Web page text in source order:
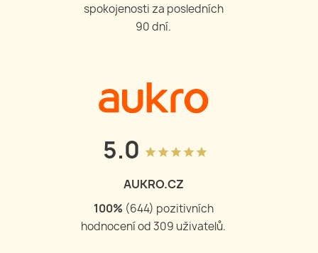
spokojenosti za posledních
90 dní.
5.0 grade grade grade grade grade
AUKRO.CZ
100% (644) pozitivních
hodnocení od309 uživatelů.